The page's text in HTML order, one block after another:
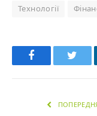
Технології
Facebook